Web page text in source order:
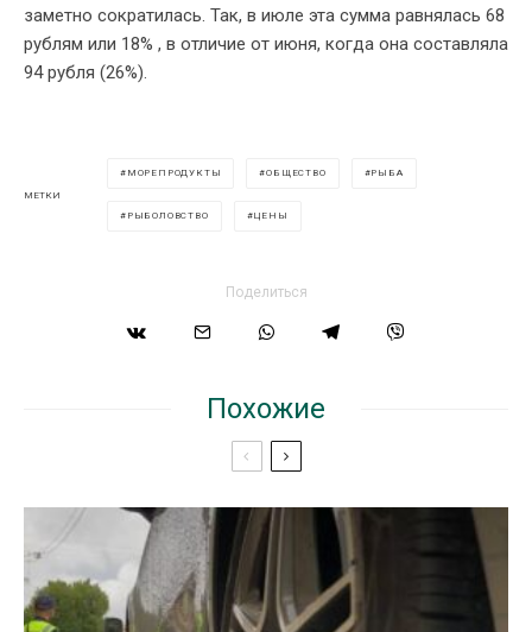
заметно сократилась. Так, в июле эта сумма равнялась 68
рублям или 18% , в отличие от июня, когда она составляла
94 рубля (26%).
МЕТКИ
МОРЕПРОДУКТЫ ОБЩЕСТВО РЫБА
РЫБОЛОВСТВО ЦЕНЫ
Поделиться
Похожие